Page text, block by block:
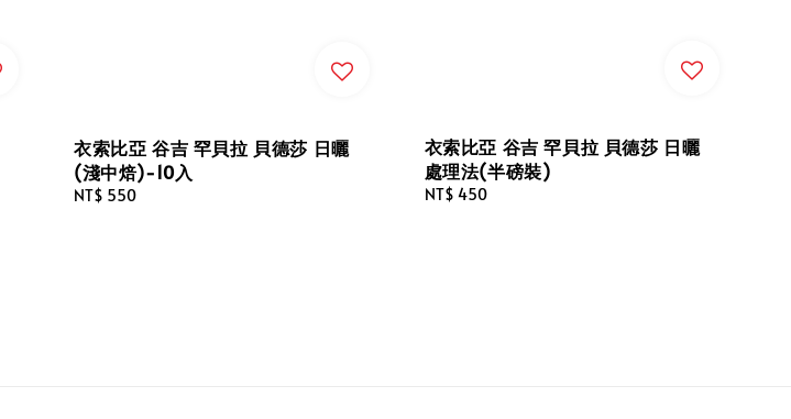
衣索比亞 谷吉 罕貝拉 貝德莎 日曬
(淺中焙)-10入
Regular
NT$ 550
衣索比亞 谷吉 罕貝拉 貝德莎 日曬
處理法(半磅裝)
Regular
NT$ 450